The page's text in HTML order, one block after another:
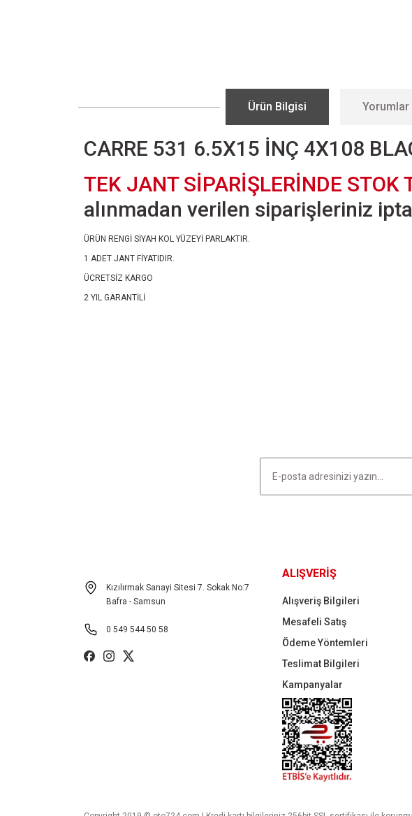
Ürün Bilgisi Yorumlar
CARRE 531 6.5X15 İNÇ 4X108
TEK JANT SİPARİŞLERİNDE STOK
alınmadan verilen siparişleriniz
ÜRÜN RENGİ SİYAH KOL YÜZEYİ PARLAKTIR.
1 ADET JANT FİYATIDIR.
ÜCRETSİZ KARGO
2 YIL GARANTİLİ
Kızılırmak Sanayi Sitesi 7. Sokak No:7
Bafra - Samsun
0 549 544 50 58
ALIŞVERİŞ
Alışveriş Bilgileri
Mesafeli Satış
Ödeme Yöntemleri
Teslimat Bilgileri
Kampanyalar